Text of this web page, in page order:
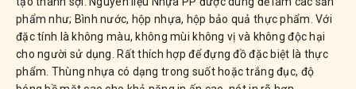
phẩm như; Bình nước, hộp nhựa, hộp bảo quả thực phẩm. Với
đặc tính là không màu, không mùi không vị và không độc hại
cho người sử dụng. Rất thích hợp để đựng đồ đặc biệt là thực
phẩm. Thùng nhựa có dạng trong suốt hoặc trắng đục, độ